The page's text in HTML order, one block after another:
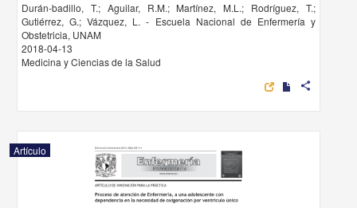
Durán-badillo, T.; Aguilar, R.M.; Martínez, M.L.; Rodríguez, T.;
Gutiérrez, G.; Vázquez, L. - Escuela Nacional de Enfermería y
Obstetricia, UNAM
2018-04-13
Medicina y Ciencias de la Salud
share
Artículo